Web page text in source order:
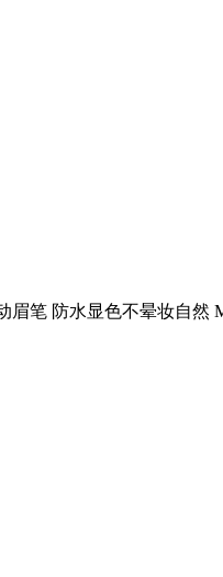
眉笔 防水显色不晕妆自然